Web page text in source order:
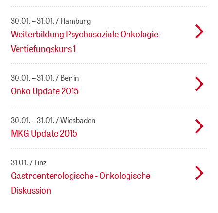
30.01. – 31.01. Hamburg
Weiterbildung Psychosoziale Onkologie -
Vertiefungskurs 1
30.01. – 31.01. Berlin
Onko Update 2015
30.01. – 31.01. Wiesbaden
MKG Update 2015
31.01. Linz
Gastroenterologische - Onkologische
Diskussion